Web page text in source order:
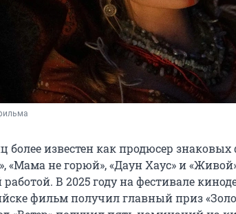
более известен как продюсер
«Мама не горюй», «Даун Хаус» и
В 2025 году на фестивале
фильм получил главный приз